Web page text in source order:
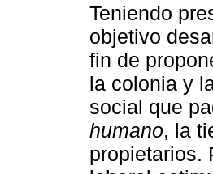
Teniendo
objetivo
fin de
la colonia y
social que
humano, la
propietarios.